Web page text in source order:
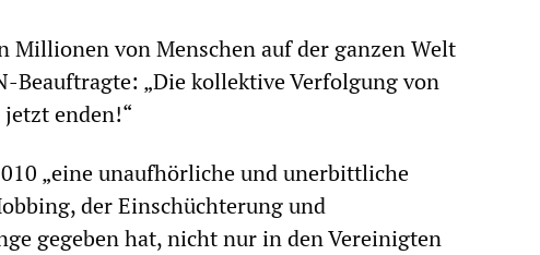
Millionen von Menschen auf der ganzen Welt
Beauftragte: „Die kollektive Verfolgung von
enden!“
„eine unaufhörliche und unerbittliche
der Einschüchterung und
gegeben hat, nicht nur in den Vereinigten